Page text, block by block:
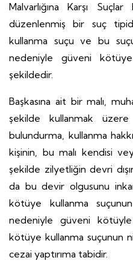
Malvarlığına Karşı
düzenlenmiş bir suç
kullanma suçu ve bu
nedeniyle güveni
şekildedir.
Başkasına ait bir malı,
şekilde kullanmak
bulundurma, kullanma
kişinin, bu malı kendisi
şekilde zilyetliğin devri
da bu devir olgusunu
kötüye kullanma
nedeniyle güveni
kötüye kullanma suçunun
cezai yaptırıma tabidir.